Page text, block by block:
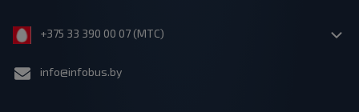
+375 33 390 00 07 (МТС)
info@infobus.by